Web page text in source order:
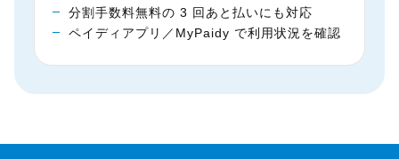
分割手数料無料の 3 回あと払いにも対応
ペイディアプリ／MyPaidy で利用状況を確認